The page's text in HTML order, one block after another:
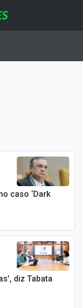
caso ‘Dark
diz Tabata